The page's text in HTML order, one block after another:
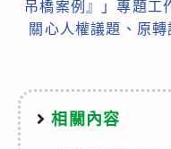
吊橋案例』」專題工
關心人權議題、原
相關內容